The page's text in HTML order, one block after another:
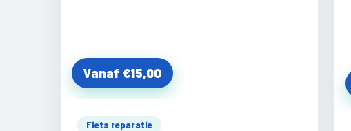
Vanaf €15,00
Fiets reparatie